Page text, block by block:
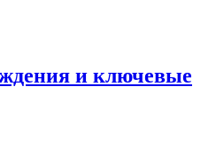
и ключевые